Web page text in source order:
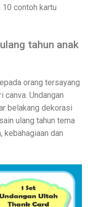
contoh kartu
tahun anak
orang tersayang
Undangan
belakang dekorasi
ulang tahun tema
kebahagiaan dan